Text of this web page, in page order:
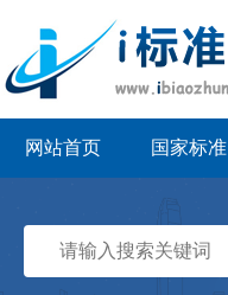
网站首页 国家标准